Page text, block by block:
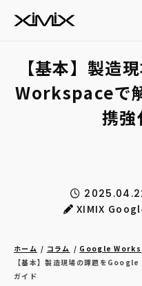
【基本】製造
Workspaceで
携強
XIMIX
ホーム コラム
Google
【基本】製造現場の課題を
ガイド